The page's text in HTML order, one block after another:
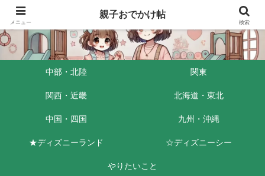
中部・北陸 関東
関西・近畿 北海道・東北
中国・四国 九州・沖縄
★ディズニーランド ☆ディズニーシー
やりたいこと
メニュー
親子おでかけ帖
検索